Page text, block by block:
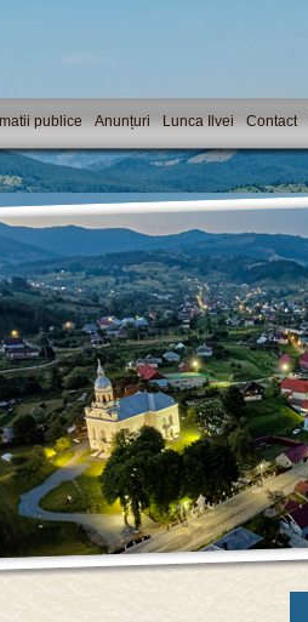
publice Anunțuri Lunca Ilvei Contact